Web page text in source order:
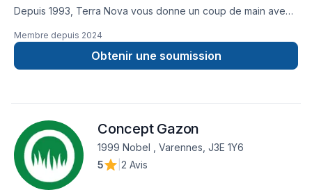
Depuis 1993, Terra Nova vous donne un coup de main avec
terrassement. Nous pouvons répondre à tous vos besoins en
paysagement : asphalte, pavé uni, excavation et plus ! Nous
avons aidé des clients situés à Longueuil, Brossard, Saint-
paysager jusqu’à l’asphaltage de votre entrée, en passant
par la réalisation de votre patio, marches et paliers en pavé
uni.
Membre depuis 2024
Obtenir une soumission
Concept Gazon
1999 Nobel , Varennes, J3E 1Y6
5
2 Avis